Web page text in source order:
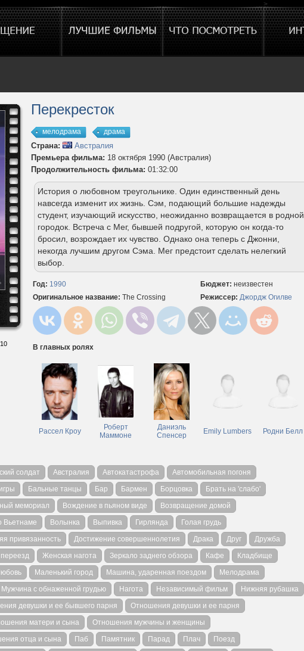
>
10
Перекресток
мелодрама драма
Страна:
Австралия
Премьера фильма: 18 октября 1990 (Австралия)
Продолжительность фильма: 01:32:00
История о любовном треугольнике. Один единственный день
навсегда изменит их жизнь. Сэм, подающий большие надежды
студент, изучающий искусство, неожиданно возвращается в родной
городок. Встреча с Мег, бывшей подругой, которую он когда-то
бросил, возрождает их чувство. Однако она теперь с Джонни,
некогда лучшим другом Сэма. Мег предстоит сделать нелегкий
выбор.
Год: 1990 Бюджет: неизвестен
Оригинальное название: The Crossing Режиссер: Джордж Огилве
В главных ролях
Рассел Кроу
Роберт
Маммоне
Даниэль
Спенсер
Emily Lumbers Родни Белл
солдат Австралия Автокатастрофа
Автомобильная погоня
Бальные танцы Бар Бармен Борцовка
Брать на 'слабо'
мемориал Вождение в пьяном виде
Возвращение домой
Вьетнаме Волынка Выпивка Гирлянда
Голая грудь
привязанность Достижение совершеннолетия Драка Друг
Дружба
Женская нагота Зеркало заднего обзора Кафе
Кладбище
Маленький город Машина, ударенная поездом
Мелодрама
Мужчина с обнаженной грудью Нагота Независимый фильм
Нижняя рубашка
девушки и ее бывшего парня
Отношения девушки и ее парня
матери и сына
Отношения мужчины и женщины
отца и сына Паб Памятник Парад Плач
Поезд